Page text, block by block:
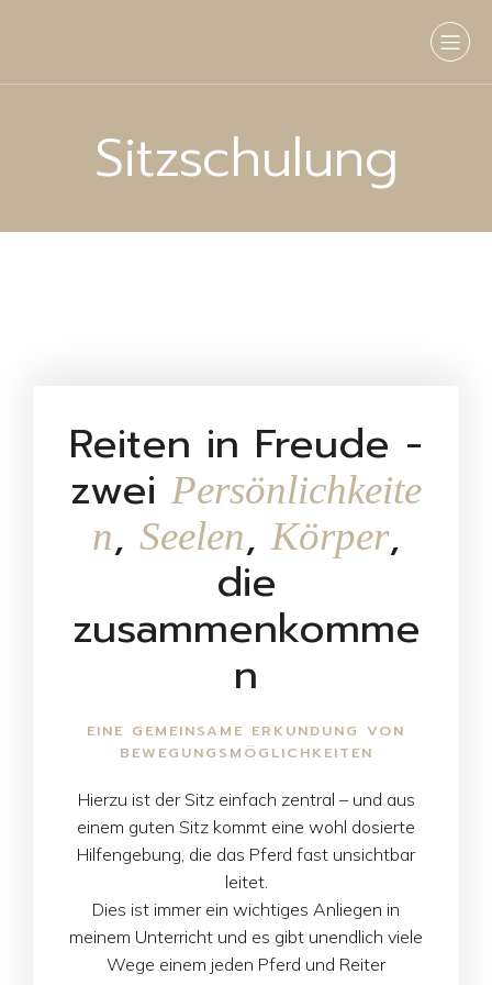
Sitzschulung
Reiten in Freude -
zwei Persönlichkeite
n, Seelen,Körper,
die
zusammenkomme
n
EINE GEMEINSAME ERKUNDUNG VON
BEWEGUNGSMÖGLICHKEITEN
Hierzu ist der Sitz einfach zentral – und aus
einem guten Sitz kommt eine wohl dosierte
Hilfengebung, die das Pferd fast unsichtbar
leitet.
Dies ist immer ein wichtiges Anliegen in
meinem Unterricht und es gibt unendlich viele
Wege einem jeden Pferd und Reiter